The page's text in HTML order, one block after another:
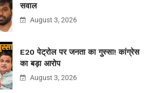
सवाल
August 3, 2026
E20 पेट्रोल पर जनता का गुस्सा! कांग्रेस
का बड़ा आरोप
August 3, 2026